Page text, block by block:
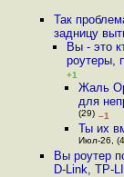
Так
задницу
Вы - это
роутеры,
+1
Жаль
для
(29) –1
Ты их
Июл-26,
Вы роутер
D-Link, TP-